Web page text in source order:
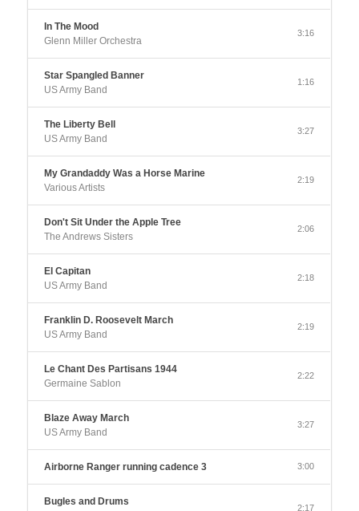
In The Mood
Glenn Miller Orchestra
3:16
Star Spangled Banner
US Army Band
1:16
The Liberty Bell
US Army Band
3:27
My Grandaddy Was a Horse Marine
Various Artists
2:19
Don't Sit Under the Apple Tree
The Andrews Sisters
2:06
El Capitan
US Army Band
2:18
Franklin D. Roosevelt March
US Army Band
2:19
Le Chant Des Partisans 1944
Germaine Sablon
2:22
Blaze Away March
US Army Band
3:27
Airborne Ranger running cadence 3 3:00
Bugles and Drums
2:17